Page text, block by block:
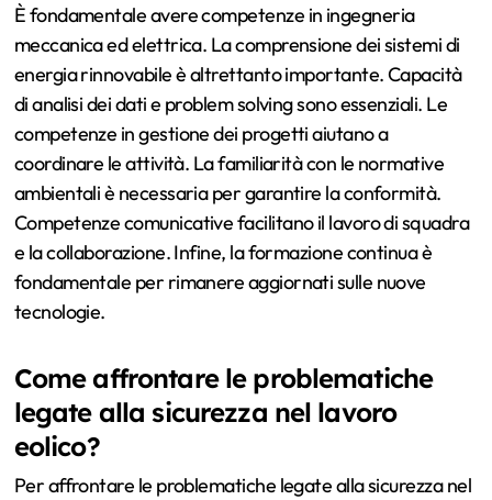
È fondamentale avere competenze in ingegneria
meccanica ed elettrica. La comprensione dei sistemi di
energia rinnovabile è altrettanto importante. Capacità
di analisi dei dati e problem solving sono essenziali. Le
competenze in gestione dei progetti aiutano a
coordinare le attività. La familiarità con le normative
ambientali è necessaria per garantire la conformità.
Competenze comunicative facilitano il lavoro di squadra
e la collaborazione. Infine, la formazione continua è
fondamentale per rimanere aggiornati sulle nuove
tecnologie.
Come affrontare le problematiche
legate alla sicurezza nel lavoro
eolico?
Per affrontare le problematiche legate alla sicurezza nel